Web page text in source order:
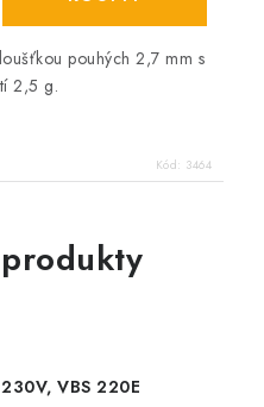
pouhých 2,7 mm s
2,5 g.
Kód: 3464
VBS 220E